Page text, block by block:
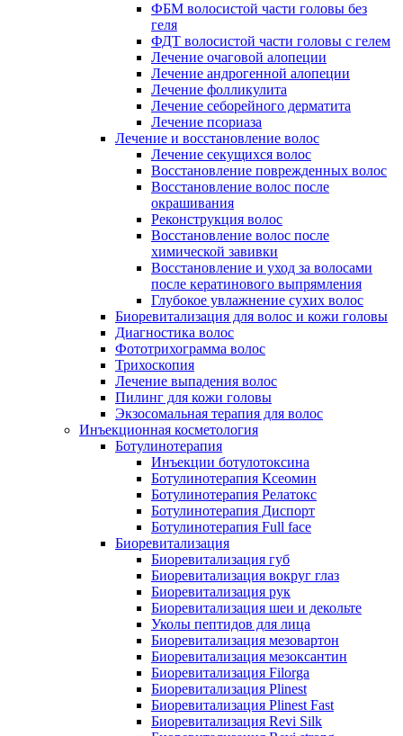
ФБМ волосистой части головы без
геля
ФДТ волосистой части головы с гелем
Лечение очаговой алопеции
Лечение андрогенной алопеции
Лечение фолликулита
Лечение себорейного дерматита
Лечение псориаза
Лечение и восстановление волос
Лечение секущихся волос
Восстановление поврежденных волос
Восстановление волос после
окрашивания
Реконструкция волос
Восстановление волос после
химической завивки
Восстановление и уход за волосами
после кератинового выпрямления
Глубокое увлажнение сухих волос
Биоревитализация для волос и кожи головы
Диагностика волос
Фототрихограмма волос
Трихоскопия
Лечение выпадения волос
Пилинг для кожи головы
Экзосомальная терапия для волос
Инъекционная косметология
Ботулинотерапия
Инъекции ботулотоксина
Ботулинотерапия Ксеомин
Ботулинотерапия Релатокс
Ботулинотерапия Диспорт
Ботулинотерапия Full face
Биоревитализация
Биоревитализация губ
Биоревитализация вокруг глаз
Биоревитализация рук
Биоревитализация шеи и декольте
Уколы пептидов для лица
Биоревитализация мезовартон
Биоревитализация мезоксантин
Биоревитализация Filorga
Биоревитализация Plinest
Биоревитализация Plinest Fast
Биоревитализация Revi Silk